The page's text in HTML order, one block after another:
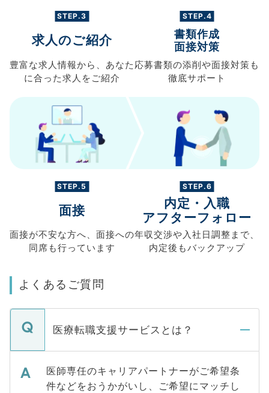
STEP.3
求人のご紹介
豊富な求人情報から、 あなた
に合った求人を ご紹介
STEP.4
書類作成
面接対策
応募書類の添削や面接対策も
徹底サポート
STEP.5
面接
面接が不安な方へ、 面接への
同席も行っています
STEP.6
内定・入職
アフターフォロー
年収交渉や入社日調整まで、
内定後もバックアップ
よくあるご質問
医療転職支援サービスとは？
医師専任のキャリアパートナーがご希望条
件などをおうかがいし、ご希望にマッチし